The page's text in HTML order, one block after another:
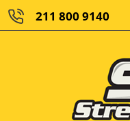
211 800 9140